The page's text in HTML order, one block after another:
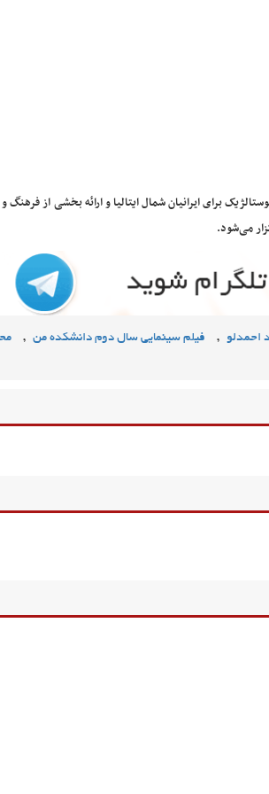
برای ایرانیان شمال ایتالیا و ارائه بخشی از فرهنگ و
احمدلو , فیلم سینمایی سال دوم دانشکده من ,